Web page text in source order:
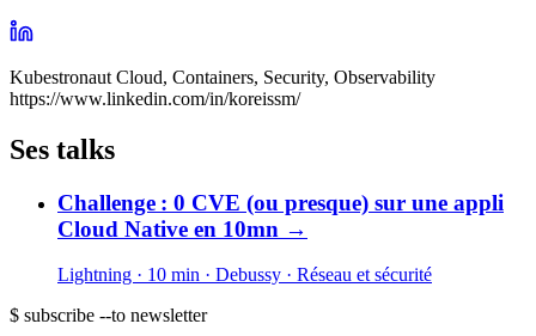
Kubestronaut Cloud, Containers, Security, Observability
https://www.linkedin.com/in/koreissm/
Ses talks
Challenge : 0 CVE (ou presque) sur une appli
Cloud Native en 10mn →
Lightning · 10 min · Debussy · Réseau et sécurité
$ subscribe --to newsletter